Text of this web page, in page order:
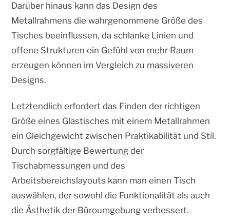
Darüber hinaus kann das Design des
Metallrahmens die wahrgenommene Größe des
Tisches beeinflussen, da schlanke Linien und
offene Strukturen ein Gefühl von mehr Raum
erzeugen können im Vergleich zu massiveren
Designs.
Letztendlich erfordert das Finden der richtigen
Größe eines Glastisches mit einem Metallrahmen
ein Gleichgewicht zwischen Praktikabilität und Stil.
Durch sorgfältige Bewertung der
Tischabmessungen und des
Arbeitsbereichslayouts kann man einen Tisch
auswählen, der sowohl die Funktionalität als auch
die Ästhetik der Büroumgebung verbessert.